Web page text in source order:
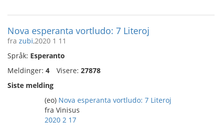
Nova esperanta vortludo: 7 Literoj
fra zubi,2020 1 11
Språk: Esperanto
Meldinger: 4 Visere: 27878
Siste melding
(eo) Nova esperanta vortludo: 7 Literoj
fra Vinisus
2020 2 17